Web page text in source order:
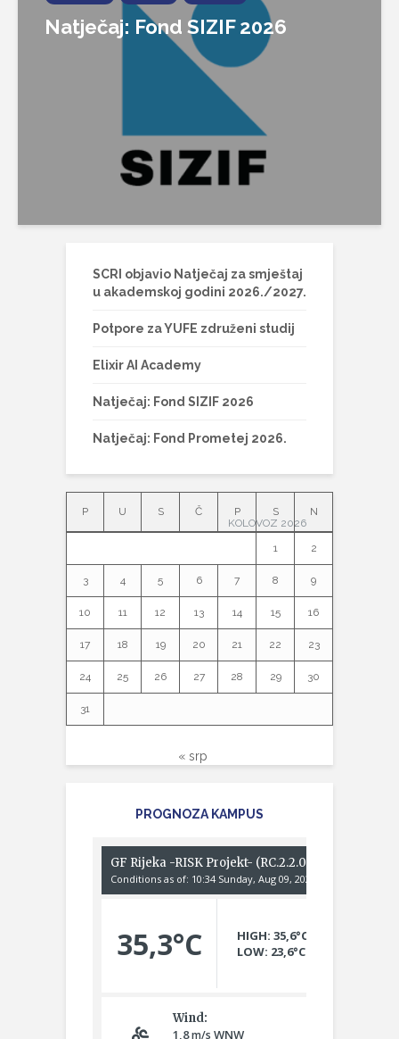
Natječaj: Fond SIZIF 2026
SCRI objavio Natječaj za smještaj
u akademskoj godini 2026./2027.
Potpore za YUFE združeni studij
Elixir AI Academy
Natječaj: Fond SIZIF 2026
Natječaj: Fond Prometej 2026.
KOLOVOZ 2026
P U S Č P S N
1 2
3 4 5 6 7 8 9
10 11 12 13 14 15 16
17 18 19 20 21 22 23
24 25 26 27 28 29 30
31
« srp
PROGNOZA KAMPUS